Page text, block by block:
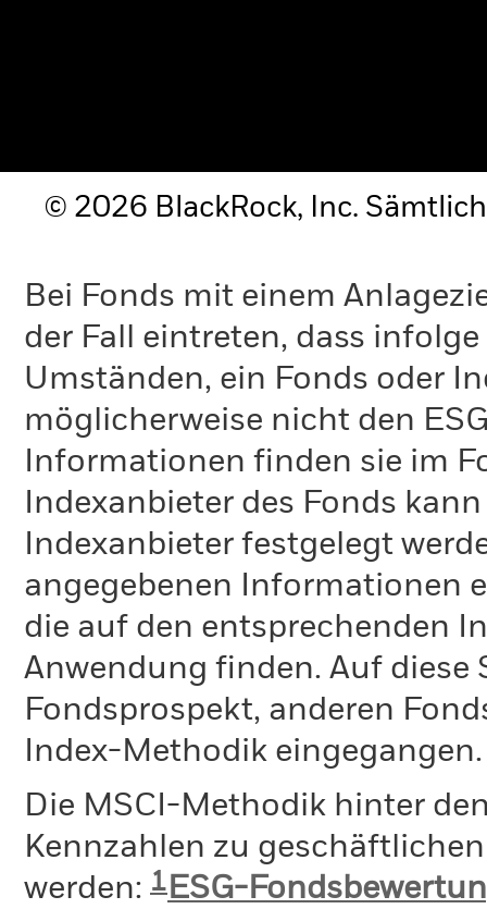
© 2026 BlackRock, Inc.
Bei Fonds mit einem
der Fall eintreten, dass
Umständen, ein Fonds oder
möglicherweise nicht den
Informationen finden sie im
Indexanbieter des Fonds
Indexanbieter festgelegt
angegebenen Informationen
die auf den entsprechenden
Anwendung finden. Auf diese
Fondsprospekt, anderen
Index-Methodik eingegangen.
Die MSCI-Methodik hinter
Kennzahlen zu
werden: 1ESG-